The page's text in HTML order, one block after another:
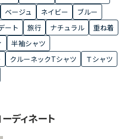
ベージュ ネイビー
ブルー
ート 旅行 ナチュラル
重ね着
半袖シャツ
クルーネックTシャツ
Ｔシャツ
ディネート